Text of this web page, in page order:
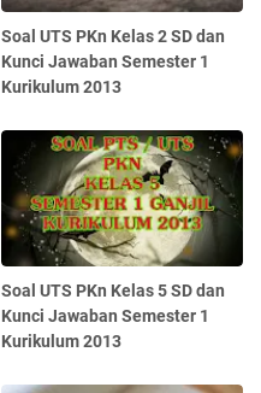
Soal UTS PKn Kelas 2 SD dan
Kunci Jawaban Semester 1
Kurikulum 2013
Soal UTS PKn Kelas 5 SD dan
Kunci Jawaban Semester 1
Kurikulum 2013